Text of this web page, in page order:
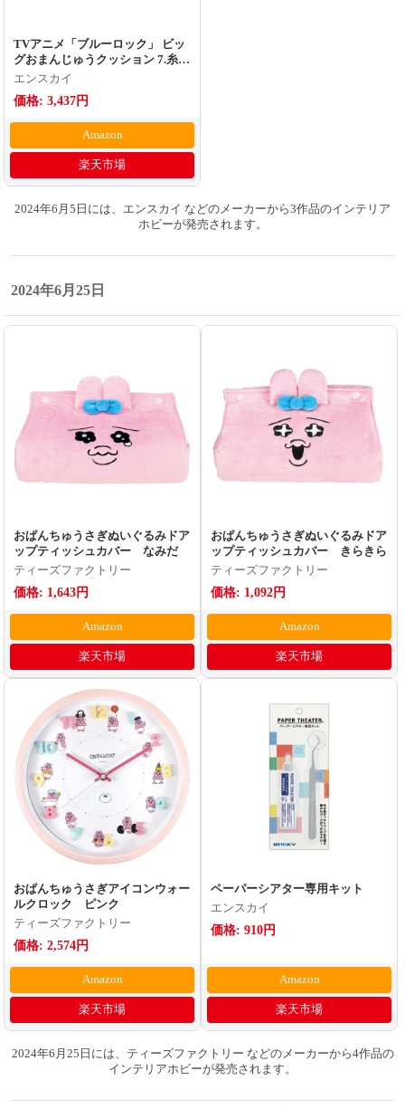
TVアニメ「ブルーロック」 ビッ
グおまんじゅうクッション 7.糸師
凛
エンスカイ
価格: 3,437円
Amazon
楽天市場
2024年6月5日には、エンスカイ などのメーカーから3作品のインテリア
ホビーが発売されます。
2024年6月25日
おぱんちゅうさぎぬいぐるみドア
ップティッシュカバー なみだ
ティーズファクトリー
価格: 1,643円
Amazon
楽天市場
おぱんちゅうさぎぬいぐるみドア
ップティッシュカバー きらきら
ティーズファクトリー
価格: 1,092円
Amazon
楽天市場
おぱんちゅうさぎアイコンウォー
ルクロック ピンク
ティーズファクトリー
価格: 2,574円
Amazon
楽天市場
ペーパーシアター専用キット
エンスカイ
価格: 910円
Amazon
楽天市場
2024年6月25日には、ティーズファクトリー などのメーカーから4作品の
インテリアホビーが発売されます。